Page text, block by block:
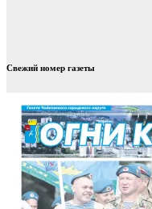
Свежий номер газеты